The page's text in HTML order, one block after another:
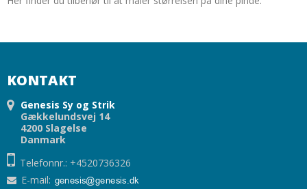
KONTAKT
Genesis Sy og Strik
Gækkelundsvej 14
4200 Slagelse
Danmark
Telefonnr.: +4520736326
E-mail: